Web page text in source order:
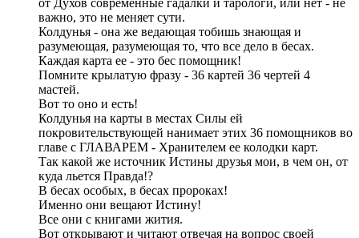
от Духов современные гадалки и тарологи, или нет - не
важно, это не меняет сути.
Колдунья - она же ведающая тобишь знающая и
разумеющая, разумеющая то, что все дело в бесах.
Каждая карта ее - это бес помощник!
Помните крылатую фразу - 36 картей 36 чертей 4
мастей.
Вот то оно и есть!
Колдунья на карты в местах Силы ей
покровительствующей нанимает этих 36 помощников во
главе с ГЛАВАРЕМ - Хранителем ее колодки карт.
Так какой же источник Истины друзья мои, в чем он, от
куда льется Правда!?
В бесах особых, в бесах пророках!
Именно они вещают Истину!
Все они с книгами жития.
Вот открывают и читают отвечая на вопрос своей